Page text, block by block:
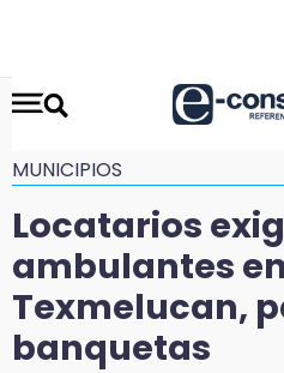
MUNICIPIOS
Locatarios
ambulantes en
Texmelucan,
banquetas